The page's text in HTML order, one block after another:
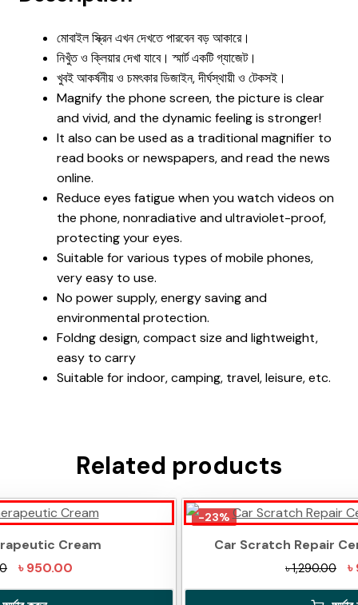
মোবাইল স্ক্রিন এখন দেখতে পারবেন বড় আকারে।
নিখুঁত ও ক্লিয়ার দেখা যাবে। স্মার্ট একটি গ্যাজেট।
খুবই আকর্ষনীয় ও চমৎকার ডিজাইন, দীর্ঘস্থায়ী ও টেকসই।
Magnify the phone screen, the picture is clear
and vivid, and the dynamic feeling is stronger!
It also can be used as a traditional magnifier to
read books or newspapers, and read the news
online.
Reduce eyes fatigue when you watch videos on
the phone, nonradiative and ultraviolet-proof,
protecting your eyes.
Suitable for various types of mobile phones,
very easy to use.
No power supply, energy saving and
environmental protection.
Foldng design, compact size and lightweight,
easy to carry
Suitable for indoor, camping, travel, leisure, etc.
Related products
Cream
Original
price
৳950.00Current
price
-23%
Car Scratch Repair
৳1,290.00 ৳